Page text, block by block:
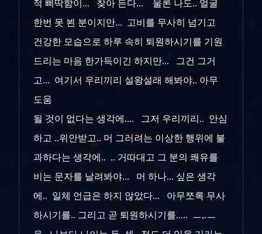
적 삐딱함이... 찾아 든다... 물론 나도.. 얼굴
한번 못 뵌 분이지만... 고비를 무사히 넘기고
건강한 모습으로 하루 속히 퇴원하시기를 기원
드리는 마음 한가득이긴 하지만... 그건 그거
고... 여기서 우리끼리 설왕설래 해봐야.. 아무
도움
될 것이 없다는 생각에.... 그저 우리끼리.. 안심
하고 ..위안받고.. 머 그러려는 이상한 행위에 불
과하다는 생각에.. .. 거따대고 그 분의 쾌유를
비는 문자를 날려봐야... 머 하나... 싶은 생각
에.. 일체 언급은 하지 않았다... 아무쪼록 무사
하시기를.. 그리고 곧 퇴원하시기를..... ㅡ,.ㅡ